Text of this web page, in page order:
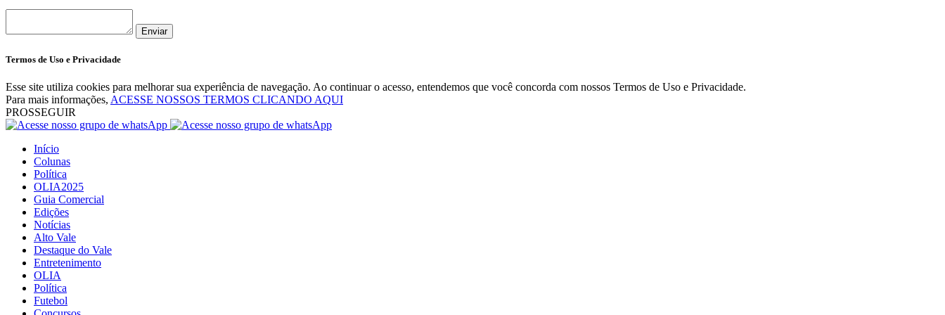
Enviar
Termos de Uso e Privacidade
Esse site utiliza cookies para melhorar sua experiência de navegação. Ao continuar o acesso, entendemos que você concorda com nossos Termos de Uso e Privacidade.
Para mais informações, ACESSE NOSSOS TERMOS CLICANDO AQUI
PROSSEGUIR
Início
Colunas
Política
OLIA2025
Guia Comercial
Edições
Notícias
Alto Vale
Destaque do Vale
Entretenimento
OLIA
Política
Futebol